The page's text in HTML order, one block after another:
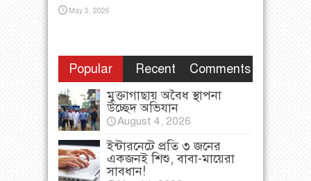
May 3, 2026
Popular Recent
Comments
মুক্তাগাছায় অবৈধ স্থাপনা
উচ্ছেদ অভিযান
August 4, 2026
ইন্টারনেটে প্রতি ৩ জনের
একজনই শিশু, বাবা-মায়েরা
সাবধান!